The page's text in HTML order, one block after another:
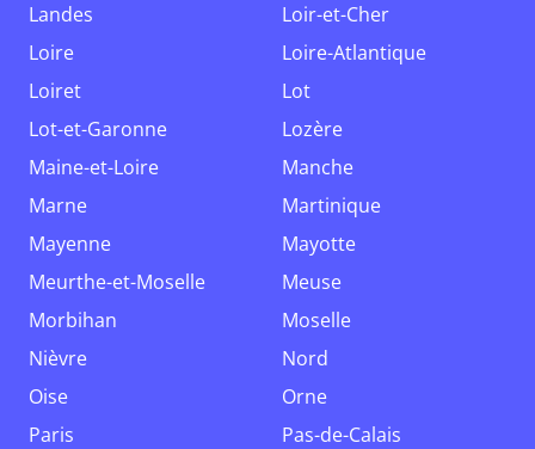
Landes
Loir-et-Cher
Loire
Loire-Atlantique
Loiret
Lot
Lot-et-Garonne
Lozère
Maine-et-Loire
Manche
Marne
Martinique
Mayenne
Mayotte
Meurthe-et-Moselle
Meuse
Morbihan
Moselle
Nièvre
Nord
Oise
Orne
Paris
Pas-de-Calais